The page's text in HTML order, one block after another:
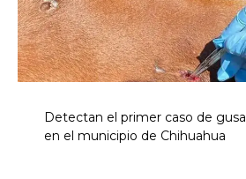
Detectan el primer caso de
en el municipio de Chihuahua